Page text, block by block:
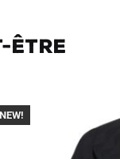
être
-40%
NEW!